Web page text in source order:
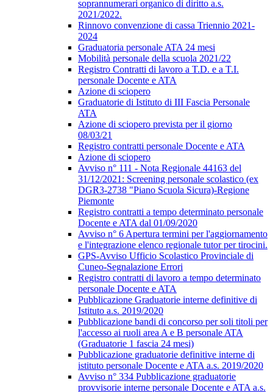
soprannumerari organico di diritto a.s.
2021/2022.
Rinnovo convenzione di cassa Triennio 2021-
2024
Graduatoria personale ATA 24 mesi
Mobilità personale della scuola 2021/22
Registro Contratti di lavoro a T.D. e a T.I.
personale Docente e ATA
Azione di sciopero
Graduatorie di Istituto di III Fascia Personale
ATA
Azione di sciopero prevista per il giorno
08/03/21
Registro contratti personale Docente e ATA
Azione di sciopero
Avviso n° 111 - Nota Regionale 44163 del
31/12/2021: Screening personale scolastico (ex
DGR3-2738 "Piano Scuola Sicura)-Regione
Piemonte
Registro contratti a tempo determinato personale
Docente e ATA dal 01/09/2020
Avviso n° 6 Apertura termini per l'aggiornamento
e l'integrazione elenco regionale tutor per tirocini.
GPS-Avviso Ufficio Scolastico Provinciale di
Cuneo-Segnalazione Errori
Registro contratti di lavoro a tempo determinato
personale Docente e ATA
Pubblicazione Graduatorie interne definitive di
Istituto a.s. 2019/2020
Pubblicazione bandi di concorso per soli titoli per
l'accesso ai ruoli area A e B personale ATA
(Graduatorie 1 fascia 24 mesi)
Pubblicazione graduatorie definitive interne di
istituto personale Docente e ATA a.s. 2019/2020
Avviso n° 334 Pubblicazione graduatorie
provvisorie interne personale Docente e ATA a.s.